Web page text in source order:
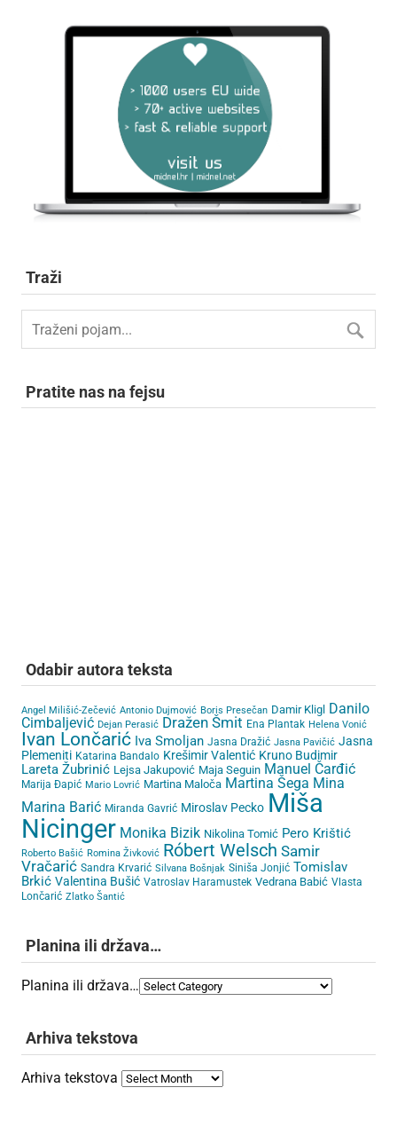
Traži
Pratite nas na fejsu
Odabir autora teksta
Angel Milišić-Zečević Antonio Dujmović Boris Presečan Damir Kligl Danilo
Cimbaljević Dejan Perasić Dražen Šmit Ena Plantak Helena Vonić
Ivan Lončarić Iva Smoljan Jasna Dražić Jasna Pavičić Jasna
Plemeniti Katarina Bandalo Krešimir Valentić Kruno Budimir
Lareta Žubrinić Lejsa Jakupović Maja Seguin Manuel Čarđić
Marija Đapić Mario Lovrić Martina Maloča Martina Šega Mina
Marina Barić Miranda Gavrić Miroslav Pecko Miša
Nicinger Monika Bizik Nikolina Tomić Pero Krištić
Roberto Bašić Romina Živković Róbert Welsch Samir
Vračarić Sandra Krvarić Silvana Bošnjak Siniša Jonjić Tomislav
Brkić Valentina Bušić Vatroslav Haramustek Vedrana Babić Vlasta
Lončarić Zlatko Šantić
Planina ili država…
Planina ili država…
Arhiva tekstova
Arhiva tekstova